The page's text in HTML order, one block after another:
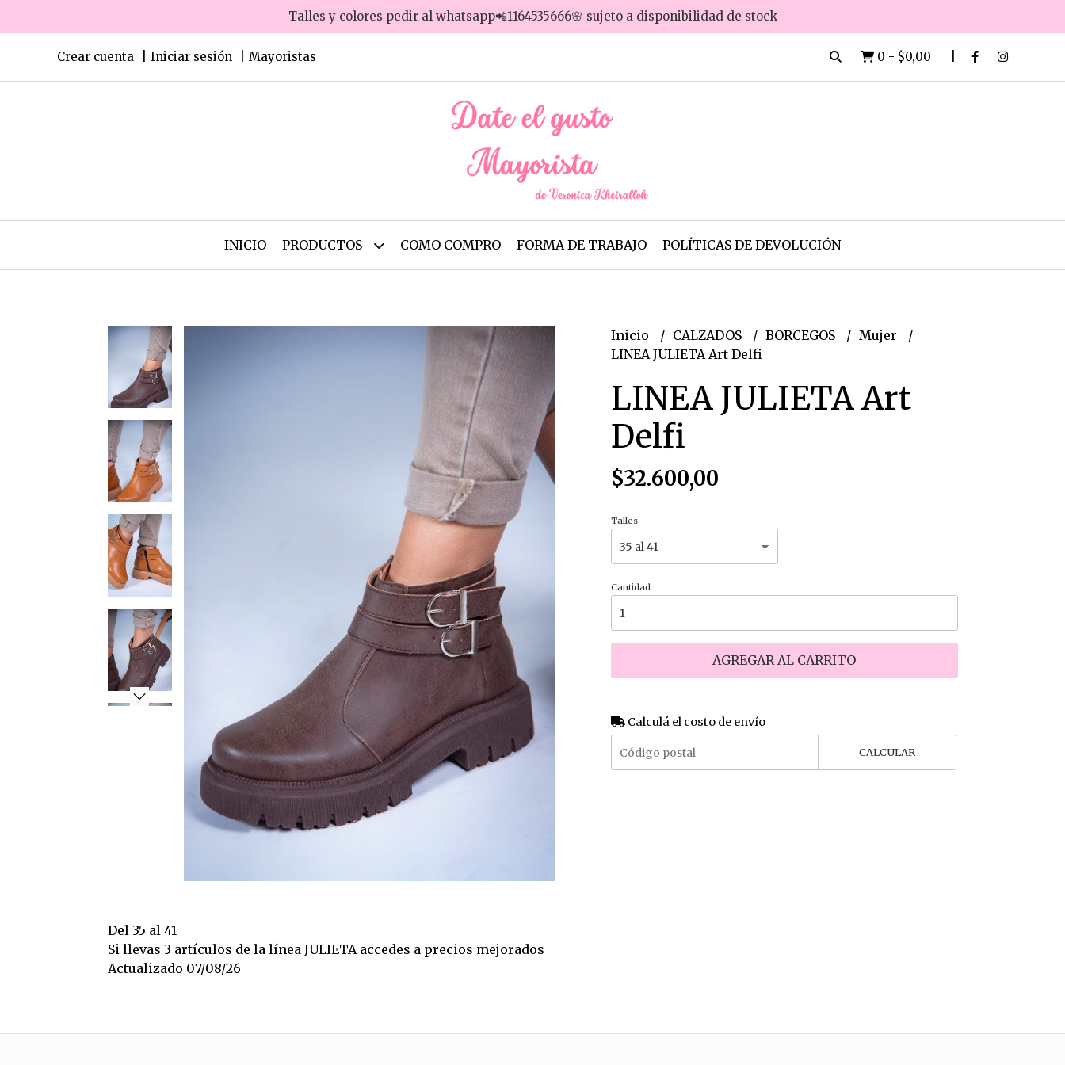
Talles y colores pedir al whatsapp📲1164535666🌸 sujeto a disponibilidad de stock
Crear cuenta Iniciar sesión Mayoristas 0 - $0,00
INICIO PRODUCTOS COMO COMPRO FORMA DE TRABAJO POLÍTICAS DE DEVOLUCIÓN
Del 35 al 41
Si llevas 3 artículos de la línea JULIETA accedes a precios mejorados
Actualizado 07/08/26
Inicio CALZADOS BORCEGOS
Mujer
LINEA JULIETA Art Delfi
LINEA JULIETA Art
Delfi
$32.600,00
Talles
Cantidad
AGREGAR AL CARRITO
Calculá el costo de envío
CALCULAR